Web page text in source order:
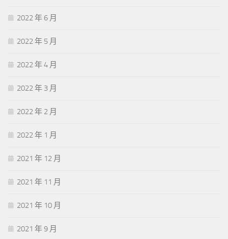
2022 年 6 月
2022 年 5 月
2022 年 4 月
2022 年 3 月
2022 年 2 月
2022 年 1 月
2021 年 12 月
2021 年 11 月
2021 年 10 月
2021 年 9 月